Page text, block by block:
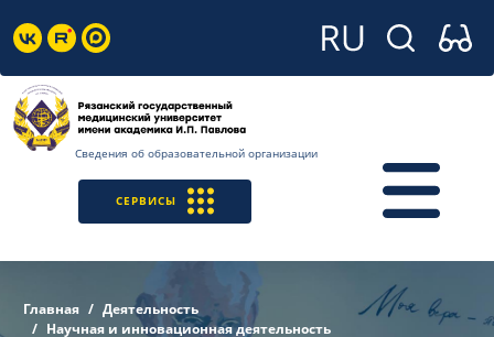
Сведения об образовательной организации
СЕРВИСЫ
Главная
Деятельность
Научная и инновационная деятельность